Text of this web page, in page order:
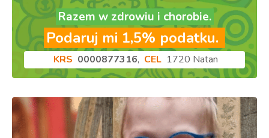
Razem w zdrowiu i chorobie.
Podaruj mi 1,5% podatku.
KRS 0000877316, CEL 1720 Natan